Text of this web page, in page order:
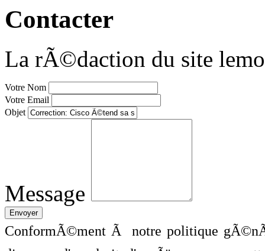
Contacter
La rÃ©daction du site
Votre Nom
Votre Email
Objet
Message
ConformÃ©ment Ã notre politique